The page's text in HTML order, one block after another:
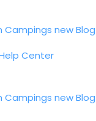
Campings newBlog
Center
Campings newBlog